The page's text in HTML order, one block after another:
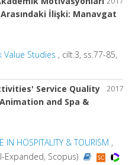
İlişki: Manavgat
Value Studies , cilt.3, ss.77-85,
2017
Service Quality
and Spa &
IN HOSPITALITY & TOURISM ,
Expanded, Scopus)